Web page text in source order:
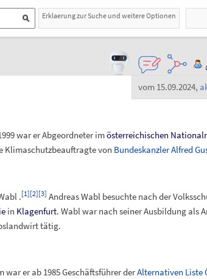
Erklaerung zur Suche und weitere Optionen
vom 15.09.2024,
war er Abgeordneter imösterreichischen
Klimaschutzbeauftragte von BundeskanzlerAlfred
.[1][2][3] Andreas Wabl besuchte nach der
in Klagenfurt. Wabl war nach seiner Ausbildung als
tätig.
war er ab 1985 Geschäftsführer derAlternativen Liste